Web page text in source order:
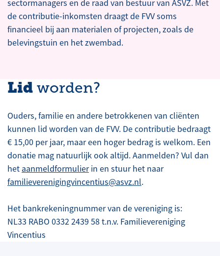
sectormanagers en de raad van bestuur van ASVZ. Met
de contributie-inkomsten draagt de FVV soms
financieel bij aan materialen of projecten, zoals de
belevingstuin en het zwembad.
Lid worden?
Ouders, familie en andere betrokkenen van cliënten
kunnen lid worden van de FVV. De contributie bedraagt
€ 15,00 per jaar, maar een hoger bedrag is welkom. Een
donatie mag natuurlijk ook altijd. Aanmelden? Vul dan
het aanmeldformulierin en stuur het naar
familieverenigingvincentius@asvz.nl.
Het bankrekeningnummer van de vereniging is:
NL33 RABO 0332 2439 58 t.n.v. Familievereniging
Vincentius